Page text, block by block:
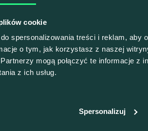
cookie
spersonalizowania treści i reklam, aby
o tym, jak korzystasz z naszej
mogą połączyć te informacje z
z ich usług.
Spersonalizuj
Security
Twoje zwinne podejście do
DevSecOps i dzięki temu Twoja